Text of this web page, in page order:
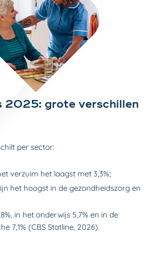
2025: grote verschillen
per sector:
verzuim het laagst met 3,3%;
het hoogst in de gezondheidszorg en
in het onderwijs 5,7% en in de
7,1% (CBS Statline, 2026).